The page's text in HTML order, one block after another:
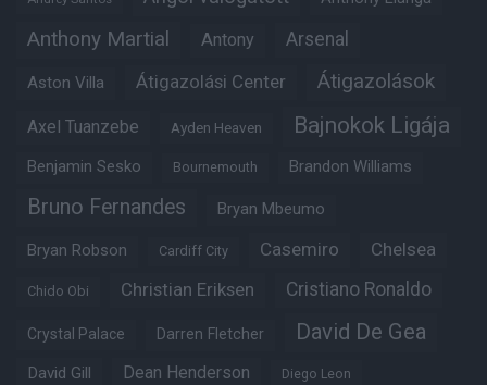
Anthony Martial Antony Arsenal
Aston Villa Átigazolási Center Átigazolások
Axel Tuanzebe Ayden Heaven Bajnokok Ligája
Benjamin Sesko Bournemouth Brandon Williams
Bruno Fernandes Bryan Mbeumo
Bryan Robson Cardiff City Casemiro Chelsea
Chido Obi Christian Eriksen Cristiano Ronaldo
Crystal Palace Darren Fletcher David De Gea
David Gill Dean Henderson Diego Leon